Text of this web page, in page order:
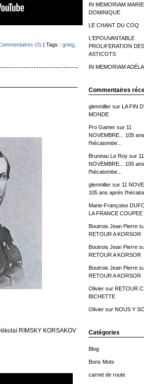
IN MEMORIAM
DOMINIQUE
LE CHANT DU COQ
L'EPOUVANTABLE
PROLIFERATION DES
ASTICOTS
IN MEMORIAM
Commentaires
glenmillersur LA FIN
MONDE
Pro Gamersur 11
NOVEMBRE... 105
l'hécatombe...
Bruneau Le Roysur 11
NOVEMBRE... 105
l'hécatombe...
glenmillersur 11
105 ans après
Marie-Françoise
LA FRANCE COUPEE
Boutrois Jean Pierre
RETOUR A KORSOR
Boutrois Jean Pierre
RETOUR A KORSOR
Boutrois Jean Pierre
RETOUR A KORSOR
Oliviersur RETOUR
BICHETTE
Oliviersur NOUS Y
Catégories
Blog
Bons Mots
carnet de route
(0) | Tags : grieg,
RIMSKY KORSAKOV